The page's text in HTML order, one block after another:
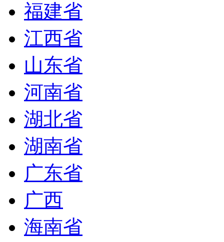
福建省
江西省
山东省
河南省
湖北省
湖南省
广东省
广西
海南省